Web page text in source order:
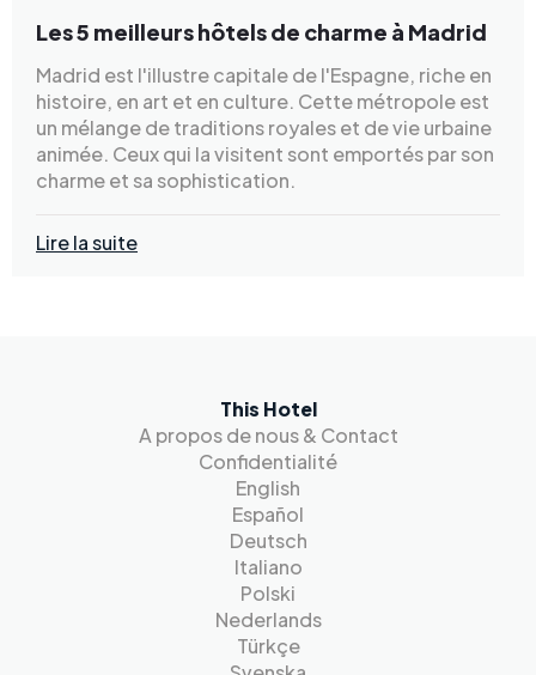
Les 5 meilleurs hôtels de charme à Madrid
Madrid est l'illustre capitale de l'Espagne, riche en
histoire, en art et en culture. Cette métropole est
un mélange de traditions royales et de vie urbaine
animée. Ceux qui la visitent sont emportés par son
charme et sa sophistication.
Lire la suite
This Hotel
A propos de nous & Contact
Confidentialité
English
Español
Deutsch
Italiano
Polski
Nederlands
Türkçe